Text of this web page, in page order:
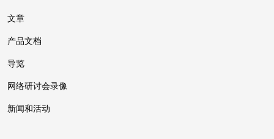
文章
产品文档
导览
网络研讨会录像
新闻和活动